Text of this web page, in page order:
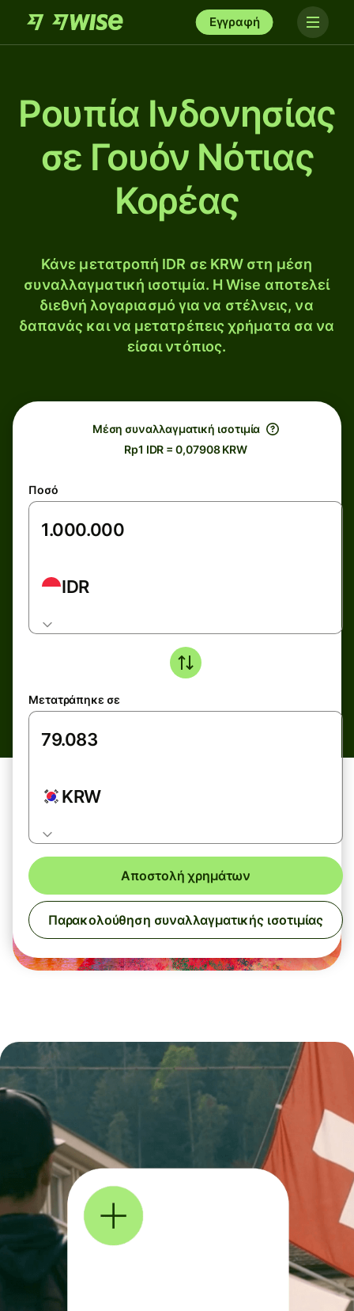
Εγγραφή
Ρουπία Ινδονησίας
σε Γουόν Νότιας
Κορέας
Κάνε μετατροπή IDR σε KRW στη μέση
συναλλαγματική ισοτιμία. Η Wise αποτελεί
διεθνή λογαριασμό για να στέλνεις, να
δαπανάς και να μετατρέπεις χρήματα σα να
είσαι ντόπιος.
Μέση συναλλαγματική ισοτιμία
Rp1 IDR = 0,07908 KRW
Ποσό
IDR
Μετατράπηκε σε
KRW
Αποστολή χρημάτων
Παρακολούθηση συναλλαγματικής ισοτιμίας